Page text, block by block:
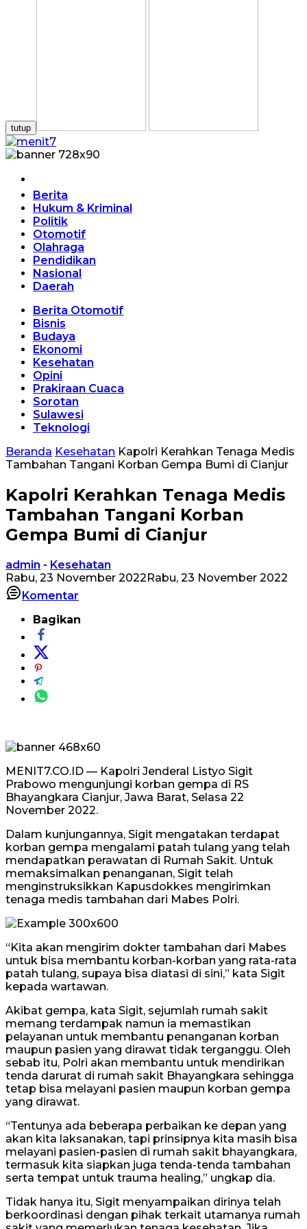
tutup
Berita
Hukum & Kriminal
Politik
Otomotif
Olahraga
Pendidikan
Nasional
Daerah
Berita Otomotif
Bisnis
Budaya
Ekonomi
Kesehatan
Opini
Prakiraan Cuaca
Sorotan
Sulawesi
Teknologi
Beranda Kesehatan Kapolri Kerahkan Tenaga Medis
Tambahan Tangani Korban Gempa Bumi di Cianjur
Kapolri Kerahkan Tenaga Medis
Tambahan Tangani Korban
Gempa Bumi di Cianjur
admin - Kesehatan
Rabu, 23 November 2022Rabu, 23 November 2022
Komentar
Bagikan
MENIT7.CO.ID — Kapolri Jenderal Listyo Sigit
Prabowo mengunjungi korban gempa di RS
Bhayangkara Cianjur, Jawa Barat, Selasa 22
November 2022.
Dalam kunjungannya, Sigit mengatakan terdapat
korban gempa mengalami patah tulang yang telah
mendapatkan perawatan di Rumah Sakit. Untuk
memaksimalkan penanganan, Sigit telah
menginstruksikkan Kapusdokkes mengirimkan
tenaga medis tambahan dari Mabes Polri.
“Kita akan mengirim dokter tambahan dari Mabes
untuk bisa membantu korban-korban yang rata-rata
patah tulang, supaya bisa diatasi di sini,” kata Sigit
kepada wartawan.
Akibat gempa, kata Sigit, sejumlah rumah sakit
memang terdampak namun ia memastikan
pelayanan untuk membantu penanganan korban
maupun pasien yang dirawat tidak terganggu. Oleh
sebab itu, Polri akan membantu untuk mendirikan
tenda darurat di rumah sakit Bhayangkara sehingga
tetap bisa melayani pasien maupun korban gempa
yang dirawat.
“Tentunya ada beberapa perbaikan ke depan yang
akan kita laksanakan, tapi prinsipnya kita masih bisa
melayani pasien-pasien di rumah sakit bhayangkara,
termasuk kita siapkan juga tenda-tenda tambahan
serta tempat untuk trauma healing,” ungkap dia.
Tidak hanya itu, Sigit menyampaikan dirinya telah
berkoordinasi dengan pihak terkait utamanya rumah